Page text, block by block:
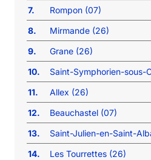
7.
Rompon (07)
8.
Mirmande (26)
9.
Grane (26)
10.
Saint-Symphorien-sous-
11.
Allex (26)
12.
Beauchastel (07)
13.
Saint-Julien-en-Saint-
14.
Les Tourrettes (26)